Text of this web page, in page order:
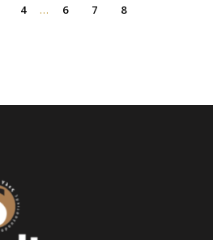
4 … 6 7 8